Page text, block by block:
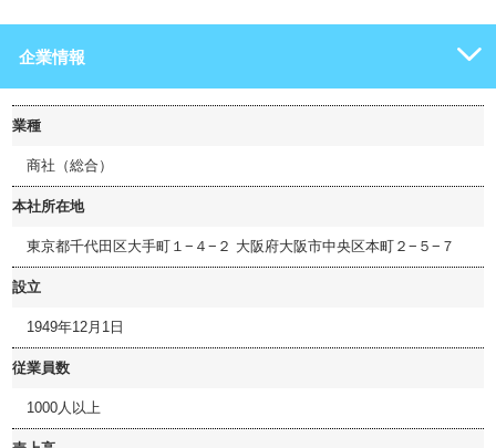
企業情報
業種
商社（総合）
本社所在地
東京都千代田区大手町１−４−２ 大阪府大阪市中央区本町２−５−７
設立
1949年12月1日
従業員数
1000人以上